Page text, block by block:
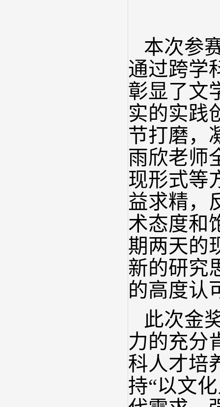
本次参
通过跨学
彰显了文
实的实践
节打磨，
雨欣老师
现形式等
益求精，
术态度和
期两天的
新的研究
的高度认
此次金
力的充分
科人才培
持“以文